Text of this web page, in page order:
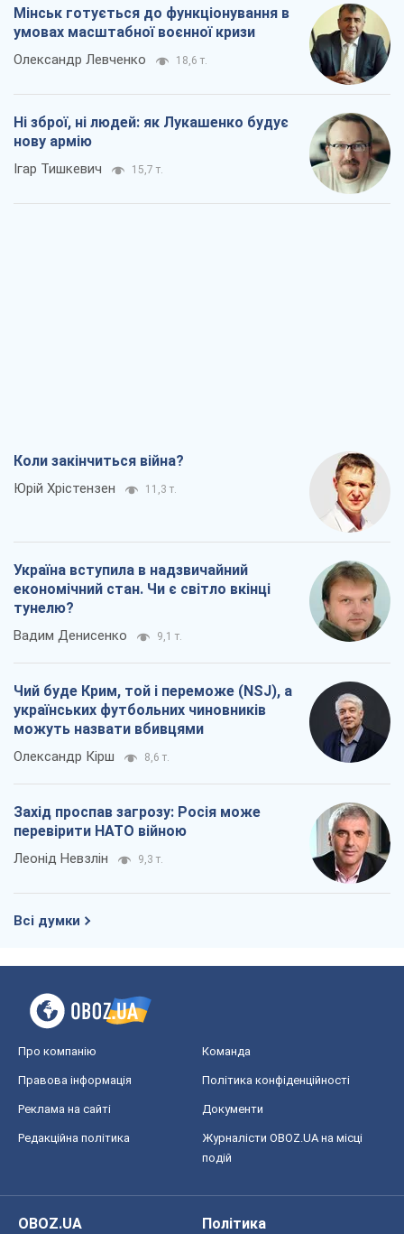
Мінськ готується до функціонування в
умовах масштабної воєнної кризи
Олександр Левченко 18,6 т.
Ні зброї, ні людей: як Лукашенко будує
нову армію
Ігар Тишкевич 15,7 т.
Коли закінчиться війна?
Юрій Хрістензен 11,3 т.
Україна вступила в надзвичайний
економічний стан. Чи є світло вкінці
тунелю?
Вадим Денисенко 9,1 т.
Чий буде Крим, той і переможе (NSJ), а
українських футбольних чиновників
можуть назвати вбивцями
Олександр Кірш 8,6 т.
Захід проспав загрозу: Росія може
перевірити НАТО війною
Леонід Невзлін 9,3 т.
Всі думки
Про компанію Команда
Правова інформація Політика конфіденційності
Реклама на сайті Документи
Редакційна політика
Журналісти OBOZ.UA на місці
подій
OBOZ.UA
Політика